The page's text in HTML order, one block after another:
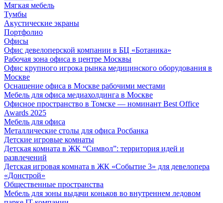
Мягкая мебель
Тумбы
Акустические экраны
Портфолио
Офисы
Офис девелоперской компании в БЦ «Ботаника»
Рабочая зона офиса в центре Москвы
Офис крупного игрока рынка медицинского оборудования в
Москве
Оснащение офиса в Москве рабочими местами
Мебель для офиса медиахолдинга в Москве
Офисное пространство в Томске — номинант Best Office
Awards 2025
Мебель для офиса
Металлические столы для офиса Росбанка
Детские игровые комнаты
Детская комната в ЖК “Символ”: территория идей и
развлечений
Детская игровая комната в ЖК «Событие 3» для девелопера
«Донстрой»
Общественные пространства
Мебель для зоны выдачи коньков во внутреннем ледовом